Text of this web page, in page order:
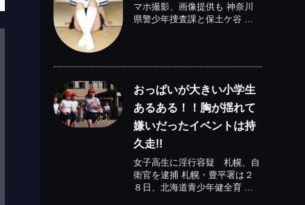
マホ撮影、画像提供も 神奈川
県警少年捜査課と保土ケ谷 ...
おっぱいが大きい小学生
あるある！！胸が揺れて
嫌いだったイベントは持
久走!!
女子高生に淫行容疑 札幌、自
衛官を逮捕 札幌・豊平署は２
８日、北海道青少年健全育 ...